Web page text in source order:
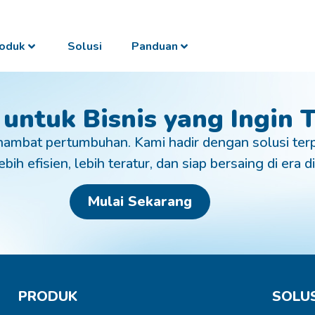
Solusi Panduan
Bisnis yang Ingin
pertumbuhan. Kami hadir dengan solusi
efisien, lebih teratur, dan siap bersaing di era
Mulai Sekarang
PRODUK